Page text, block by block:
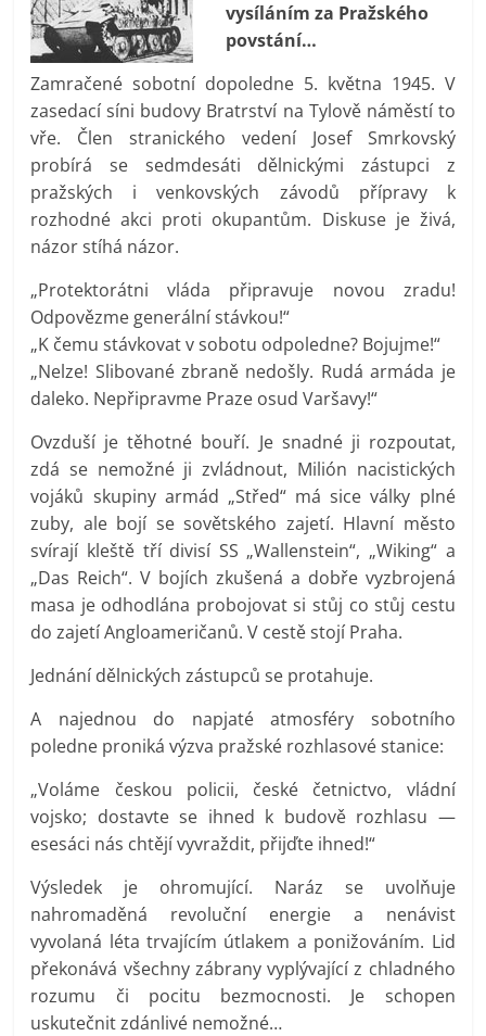
prospívá?
vysíláním za Pražského
povstání…
Zamračené sobotní dopoledne 5. května 1945. V
zasedací síni budovy Bratrství na Tylově náměstí to
vře. Člen stranického vedení Josef Smrkovský
probírá se sedmdesáti dělnickými zástupci z
pražských i venkovských závodů přípravy k
rozhodné akci proti okupantům. Diskuse je živá,
názor stíhá názor.
„Protektorátni vláda připravuje novou zradu!
Odpovězme generální stávkou!“
„K čemu stávkovat v sobotu odpoledne? Bojujme!“
„Nelze! Slibované zbraně nedošly. Rudá armáda je
daleko. Nepřipravme Praze osud Varšavy!“
Ovzduší je těhotné bouří. Je snadné ji rozpoutat,
zdá se nemožné ji zvládnout, Milión nacistických
vojáků skupiny armád „Střed“ má sice války plné
zuby, ale bojí se sovětského zajetí. Hlavní město
svírají kleště tří divisí SS „Wallenstein“, „Wiking“ a
„Das Reich“. V bojích zkušená a dobře vyzbrojená
masa je odhodlána probojovat si stůj co stůj cestu
do zajetí Angloameričanů. V cestě stojí Praha.
Jednání dělnických zástupců se protahuje.
A najednou do napjaté atmosféry sobotního
poledne proniká výzva pražské rozhlasové stanice:
„Voláme českou policii, české četnictvo, vládní
vojsko; dostavte se ihned k budově rozhlasu —
esesáci nás chtějí vyvraždit, přijďte ihned!“
Výsledek je ohromující. Naráz se uvolňuje
nahromaděná revoluční energie a nenávist
vyvolaná léta trvajícím útlakem a ponižováním. Lid
překonává všechny zábrany vyplývající z chladného
rozumu či pocitu bezmocnosti. Je schopen
uskutečnit zdánlivé nemožné…